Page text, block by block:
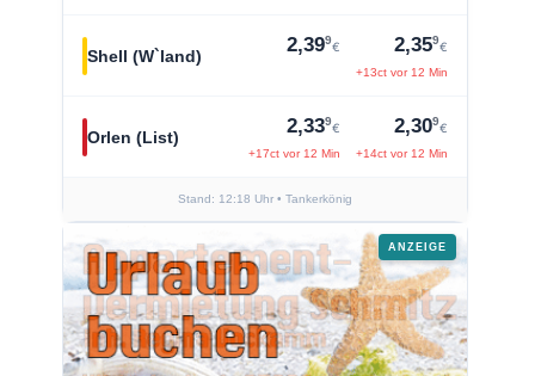
Shell (W`land) 2,399
€ 2,359
€
+13ct vor 12 Min
Orlen (List) 2,339
€
+17ct vor 12 Min
2,309
€
+14ct vor 12 Min
Stand: 12:18 Uhr • Tankerkönig